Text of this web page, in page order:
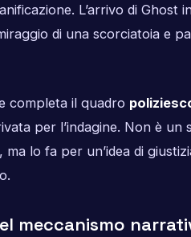
L’arrivo di Ghost
di una scorciatoia e
completa il quadro
per l’indagine. Non è un
lo fa per un’idea di
meccanismo